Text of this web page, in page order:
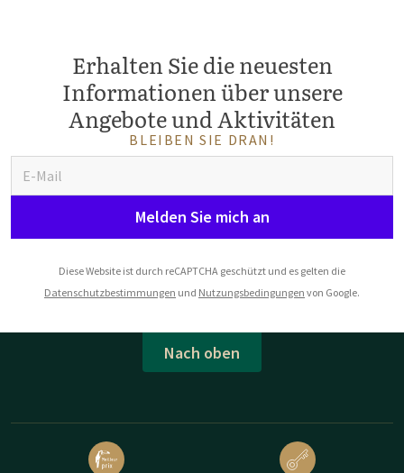
Erhalten Sie die neuesten
Informationen über unsere
Angebote und Aktivitäten
BLEIBEN SIE DRAN!
Melden Sie mich an
Diese Website ist durch reCAPTCHA geschützt und es gelten die
Datenschutzbestimmungen und Nutzungsbedingungen von Google.
Nach oben